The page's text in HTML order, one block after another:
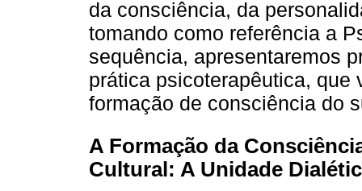
da consciência, da
tomando como referência a
sequência, apresentaremos
prática psicoterapêutica, que
formação de consciência do
A Formação da
Cultural: A Unidade